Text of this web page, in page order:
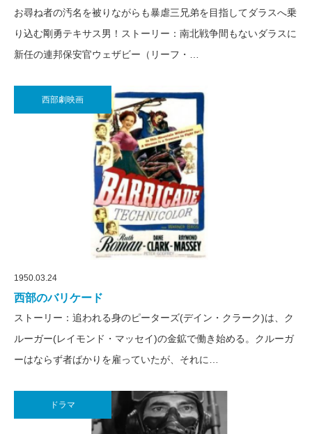
お尋ね者の汚名を被りながらも暴虐三兄弟を目指してダラスへ乗
り込む剛勇テキサス男！ストーリー：南北戦争間もないダラスに
新任の連邦保安官ウェザビー（リーフ・…
西部劇映画
1950.03.24
西部のバリケード
ストーリー：追われる身のピーターズ(デイン・クラーク)は、ク
ルーガー(レイモンド・マッセイ)の金鉱で働き始める。クルーガ
ーはならず者ばかりを雇っていたが、それに…
ドラマ